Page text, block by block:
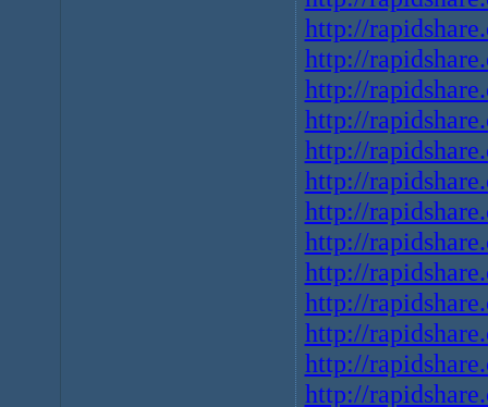
http://
http://
http://
http://
http://
http://
http://
http://
http://
http://
http://
http://
http://